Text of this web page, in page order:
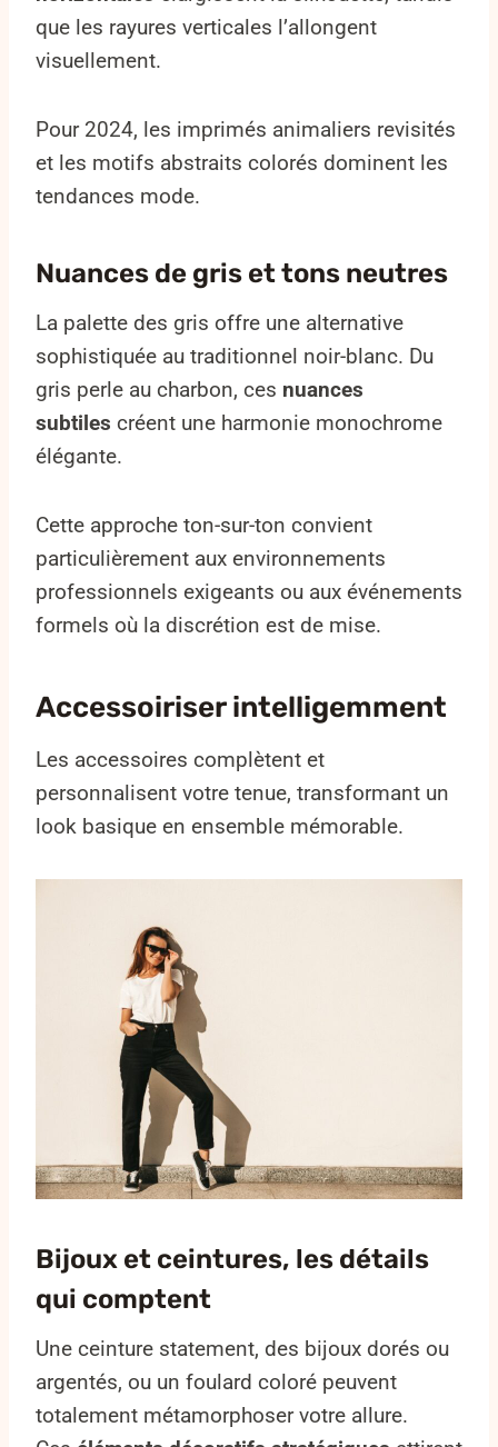
que les rayures verticales l’allongent
visuellement.
Pour 2024, les imprimés animaliers revisités
et les motifs abstraits colorés dominent les
tendances mode.
Nuances de gris et tons neutres
La palette des gris offre une alternative
sophistiquée au traditionnel noir-blanc. Du
gris perle au charbon, ces nuances
subtiles créent une harmonie monochrome
élégante.
Cette approche ton-sur-ton convient
particulièrement aux environnements
professionnels exigeants ou aux événements
formels où la discrétion est de mise.
Accessoiriser intelligemment
Les accessoires complètent et
personnalisent votre tenue, transformant un
look basique en ensemble mémorable.
Bijoux et ceintures, les détails
qui comptent
Une ceinture statement, des bijoux dorés ou
argentés, ou un foulard coloré peuvent
totalement métamorphoser votre allure.